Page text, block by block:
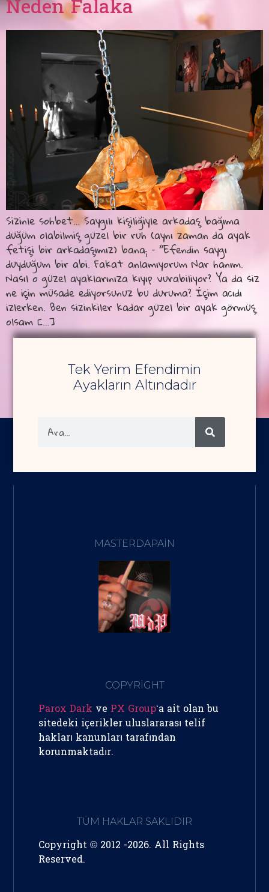
Neden Falaka
Sizinle sohbet… Saygılı kişiliğiyle arkadaş bağıma
düğüm olabilmiş güzel bir ruh (aynı zaman da ayak
fetişi bir arkadaşımız) bana; – ”Efendin saygı
duyduğum bir abi. Fakat anlamıyorum Nar hanım.
Nasıl o güzel ayaklarınıza kıyıp vurabiliyor? Ya da siz
ne için müsade ediyorsunuz bu duruma? İçim acıdı
izlerken. Ben sizinkiler kadar güzel bir ayak görmüş
olsam […]
Tek Yerim Efendimin
Ayakların Altındadır
MASTERDAPAIN
COPYRİGHT
Parox Dark ve PX Group‘a ait olan bu
sitedeki içerikler uluslararası telif
hakları kanunları tarafından
korunmaktadır.
TÜM HAKLAR SAKLIDIR
Copyright © 2012 -2026. All Rights
Reserved.